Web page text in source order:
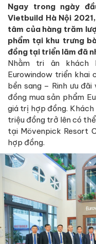
Ngay trong ngày
Vietbuild Hà Nội
tâm của hàng trăm
phẩm tại khu trưng
đồng tại triển lãm đã
Nhằm tri ân khách
Eurowindow triển khai
bền sang – Rinh ưu
đồng mua sản phẩm
giá trị hợp đồng.
triệu đồng trở lên có
tại Mövenpick Resort
hợp đồng.